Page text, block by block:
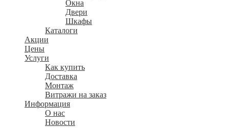
Окна
Двери
Шкафы
Каталоги
Акции
Цены
Услуги
Как купить
Доставка
Монтаж
Витражи на заказ
Информация
О нас
Новости